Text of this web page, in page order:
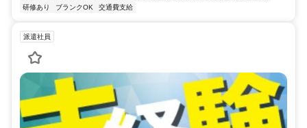
研修あり
ブランクOK 交通費支給
派遣社員